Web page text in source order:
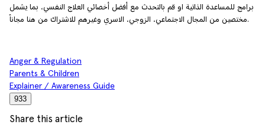
برامج للمساعدة الذاتية او قم بالتحدث مع أفضل أخصائي العلاج النفسي، بما يشمل
مختصين من المجال الاجتماعي، الزوجي، الاسري وغيرهم للاشتراك من هنا مجاناً.
Anger & Regulation
Parents & Children
Explainer / Awareness Guide
933
Share this article